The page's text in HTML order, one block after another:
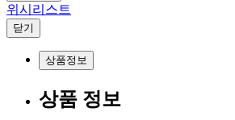
위시리스트
닫기
상품정보
상품 정보